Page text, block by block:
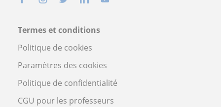
Termes et conditions
Politique de cookies
Paramètres des cookies
Politique de confidentialité
CGU pour les professeurs